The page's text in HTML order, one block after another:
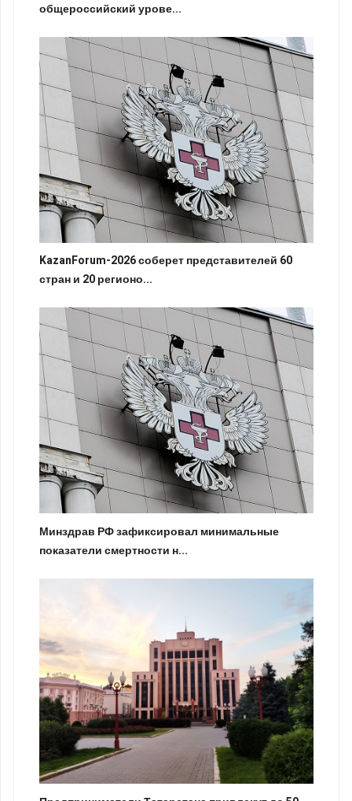
общероссийский урове...
KazanForum-2026 соберет представителей 60
стран и 20 регионо...
Минздрав РФ зафиксировал минимальные
показатели смертности н...